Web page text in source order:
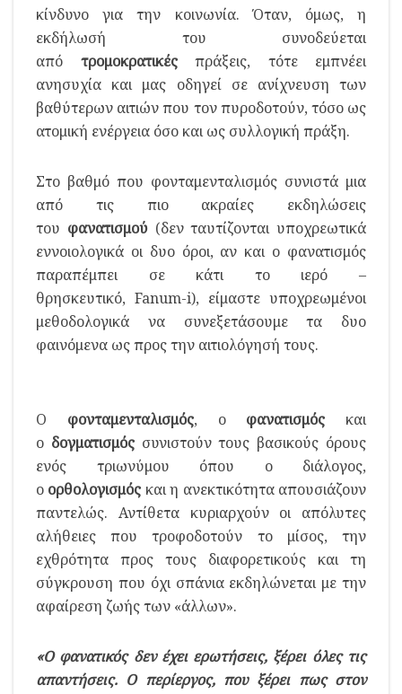
κίνδυνο για την κοινωνία. Όταν, όμως, η
εκδήλωσή του συνοδεύεται
από τρομοκρατικέςπράξεις, τότε εμπνέει
ανησυχία και μας οδηγεί σε ανίχνευση των
βαθύτερων αιτιών που τον πυροδοτούν, τόσο ως
ατομική ενέργεια όσο και ως συλλογική πράξη.
Στο βαθμό που φονταμενταλισμός συνιστά μια
από τις πιο ακραίες εκδηλώσεις
του φανατισμού (δεν ταυτίζονται υποχρεωτικά
εννοιολογικά οι δυο όροι, αν και ο φανατισμός
παραπέμπει σε κάτι το ιερό –
θρησκευτικό, Fanum-i), είμαστε υποχρεωμένοι
μεθοδολογικά να συνεξετάσουμε τα δυο
φαινόμενα ως προς την αιτιολόγησή τους.
Ο φονταμενταλισμός, ο φανατισμός και
ο δογματισμόςσυνιστούν τους βασικούς όρους
ενός τριωνύμου όπου ο διάλογος,
ο ορθολογισμός και η ανεκτικότητα απουσιάζουν
παντελώς. Αντίθετα κυριαρχούν οι απόλυτες
αλήθειες που τροφοδοτούν το μίσος, την
εχθρότητα προς τους διαφορετικούς και τη
σύγκρουση που όχι σπάνια εκδηλώνεται με την
αφαίρεση ζωής των «άλλων».
«Ο φανατικός δεν έχει ερωτήσεις, ξέρει όλες τις
απαντήσεις. Ο περίεργος, που ξέρει πως στον